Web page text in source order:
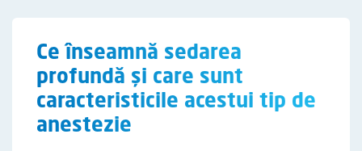
Ce înseamnă sedarea
profundă și care sunt
caracteristicile acestui tip de
anestezie